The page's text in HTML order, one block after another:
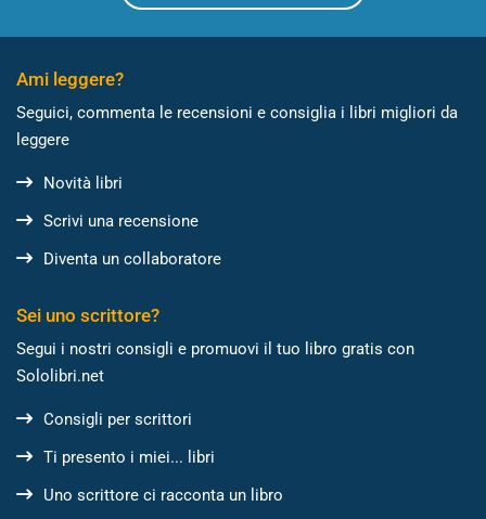
Ami leggere?
Seguici, commenta le recensioni e consiglia i libri migliori da
leggere
Novità libri
Scrivi una recensione
Diventa un collaboratore
Sei uno scrittore?
Segui i nostri consigli e promuovi il tuo libro gratis con
Sololibri.net
Consigli per scrittori
Ti presento i miei... libri
Uno scrittore ci racconta un libro